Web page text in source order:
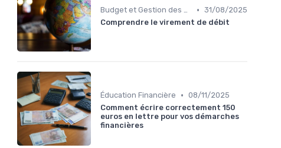
Budget et Gestion des Finances Personnelles • 31/08/2025
Comprendre le virement de débit
Éducation Financière • 08/11/2025
Comment écrire correctement 150
euros en lettre pour vos démarches
financières